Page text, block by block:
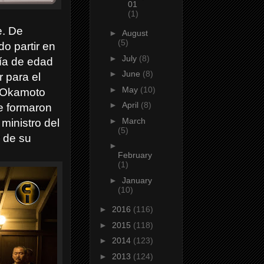
De
partir en
de edad
para el
formaron
del
de su
01
(1)
► August
(5)
► July (8)
► June (8)
► May (10)
► April (8)
► March
(5)
►
February
(1)
► January
(10)
► 2016 (116)
► 2015 (118)
► 2014 (123)
► 2013 (124)